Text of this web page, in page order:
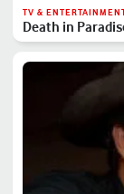
TV &
Death in